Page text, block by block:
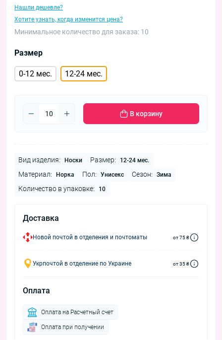
Нашли дешевле?
Хотите узнать, когда изменится цена?
Минимальное количество для заказа: 10
Размер
0-12 мес. 12-24 мес.
В корзину
Вид изделия: Носки Размер: 12-24 мес.
Материал: Норка Пол: Унисекс Сезон: Зима
Количество в упаковке: 10
Доставка
Новой почтой в отделения и почтоматы от 75 ₴
Укрпочтой в отделение по Украине от 35 ₴
Оплата
Оплата на Расчетный счет
Оплата при получении